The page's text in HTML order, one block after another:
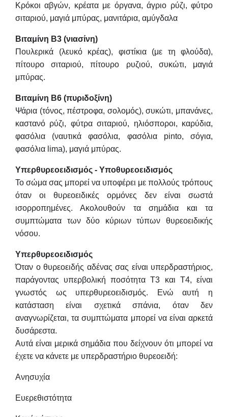
Κρόκοι αβγών, κρέατα με όργανα, άγριο ρύζι, φύτρο
σιταριού, μαγιά μπύρας, μανιτάρια, αμύγδαλα
Βιταμίνη Β3 (νιασίνη)
Πουλερικά (λευκό κρέας), φιστίκια (με τη φλούδα),
πίτουρο σιταριού, πίτουρο ρυζιού, συκώτι, μαγιά
μπύρας.
Βιταμίνη Β6 (πυριδοξίνη)
Ψάρια (τόνος, πέστροφα, σολομός), συκώτι, μπανάνες,
καστανό ρύζι, φύτρα σιταριού, ηλιόσποροι, καρύδια,
φασόλια (ναυτικά φασόλια, φασόλια pinto, σόγια,
φασόλια lima), μαγιά μπύρας.
Υπερθυρεοειδισμός - Υποθυρεοειδισμός
Το σώμα σας μπορεί να υποφέρει με πολλούς τρόπους
όταν οι θυρεοειδικές ορμόνες δεν είναι σωστά
ισορροπημένες. Ακολουθούν τα σημάδια και τα
συμπτώματα των δύο κύριων τύπων θυρεοειδικής
νόσου.
Υπερθυρεοειδισμός
Όταν ο θυρεοειδής αδένας σας είναι υπερδραστήριος,
παράγοντας υπερβολική ποσότητα Τ3 και Τ4, είναι
γνωστός ως υπερθυρεοειδισμός. Ενώ αυτή η
κατάσταση είναι σχετικά σπάνια, όταν δεν
αναγνωρίζεται, τα συμπτώματα μπορεί να είναι αρκετά
δυσάρεστα.
Αυτά είναι μερικά σημάδια που δείχνουν ότι μπορεί να
έχετε να κάνετε με υπερδραστήριο θυρεοειδή:
Ανησυχία
Ευερεθιστότητα